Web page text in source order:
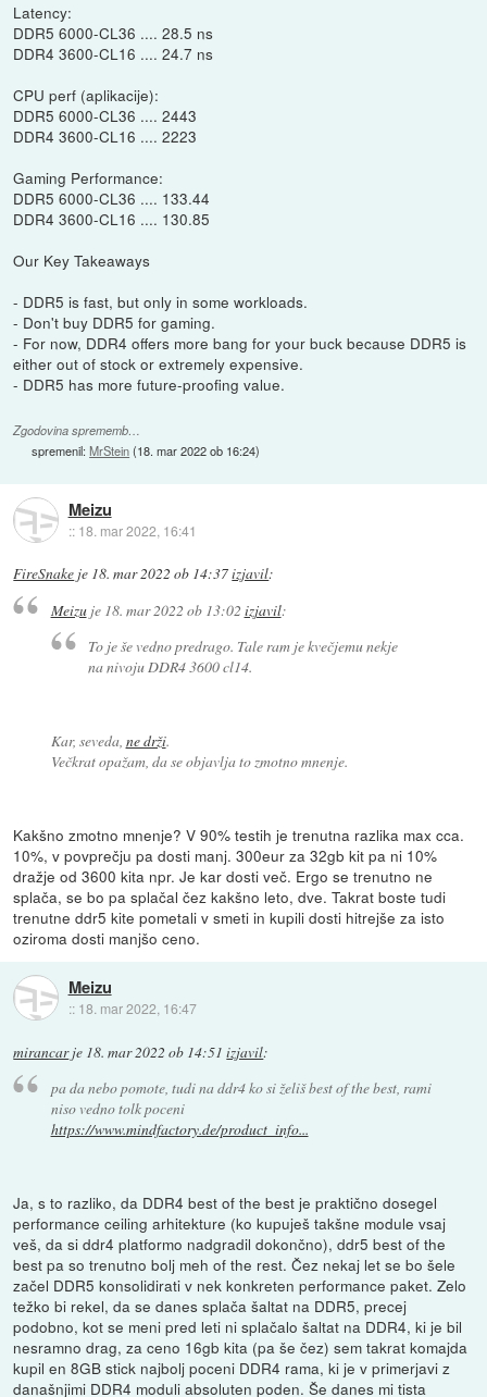
Latency:
DDR5 6000-CL36 .... 28.5 ns
DDR4 3600-CL16 .... 24.7 ns
CPU perf (aplikacije):
DDR5 6000-CL36 .... 2443
DDR4 3600-CL16 .... 2223
Gaming Performance:
DDR5 6000-CL36 .... 133.44
DDR4 3600-CL16 .... 130.85
Our Key Takeaways
- DDR5 is fast, but only in some workloads.
- Don't buy DDR5 for gaming.
- For now, DDR4 offers more bang for your buck because DDR5 is
either out of stock or extremely expensive.
- DDR5 has more future-proofing value.
Zgodovina sprememb…
spremenil:MrStein(18. mar 2022 ob 16:24)
Meizu
:: 18. mar 2022, 16:41
FireSnake je 18. mar 2022 ob 14:37izjavil:
Meizuje 18. mar 2022 ob 13:02 izjavil:
To je še vedno predrago. Tale ram je kvečjemu nekje
na nivoju DDR4 3600 cl14.
Kar, seveda, ne drži.
Večkrat opažam, da se objavlja to zmotno mnenje.
Kakšno zmotno mnenje? V 90% testih je trenutna razlika max cca.
10%, v povprečju pa dosti manj. 300eur za 32gb kit pa ni 10%
dražje od 3600 kita npr. Je kar dosti več. Ergo se trenutno ne
splača, se bo pa splačal čez kakšno leto, dve. Takrat boste tudi
trenutne ddr5 kite pometali v smeti in kupili dosti hitrejše za isto
oziroma dosti manjšo ceno.
Meizu
:: 18. mar 2022, 16:47
mirancarje 18. mar 2022 ob 14:51 izjavil:
pa da nebo pomote, tudi na ddr4 ko si želiš best of the best, rami
niso vedno tolk poceni
https://www.mindfactory.de/product_info...
Ja, s to razliko, da DDR4 best of the best je praktično dosegel
performance ceiling arhitekture (ko kupuješ takšne module vsaj
veš, da si ddr4 platformo nadgradil dokončno), ddr5 best of the
best pa so trenutno bolj meh of the rest. Čez nekaj let se bo šele
začel DDR5 konsolidirati v nek konkreten performance paket. Zelo
težko bi rekel, da se danes splača šaltat na DDR5, precej
podobno, kot se meni pred leti ni splačalo šaltat na DDR4, ki je bil
nesramno drag, za ceno 16gb kita (pa še čez) sem takrat komajda
kupil en 8GB stick najbolj poceni DDR4 rama, ki je v primerjavi z
današnjimi DDR4 moduli absoluten poden. Še danes mi tista